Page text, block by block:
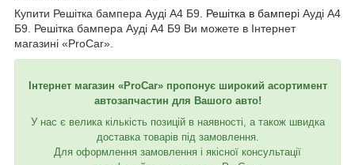
Купити Решітка бампера Ауді А4 Б9. Решітка в бампері Ауді А4
Б9. Решітка бампера Ауді А4 Б9 Ви можете в Інтернет
магазині «ProCar».
Інтернет магазин «ProCar» пропонує широкий асортимент
автозапчастин для Вашого авто!
У нас є велика кількість позицій в наявності, а також швидка
доставка товарів під замовлення.
Для оформлення замовлення і якісної консультації